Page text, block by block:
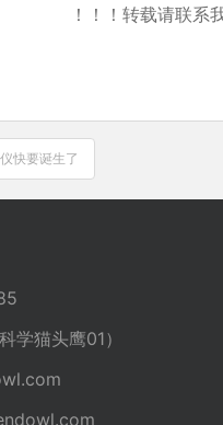
！！！转载请联系
快要诞生了
猫头鹰01）